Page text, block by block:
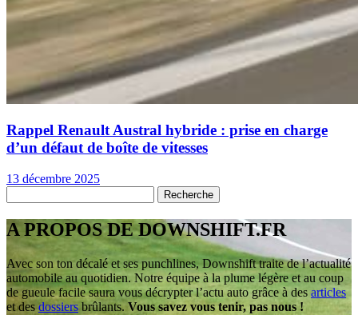
Rappel Renault Austral hybride : prise en charge
d’un défaut de boîte de vitesses
13 décembre 2025
A PROPOS DE DOWNSHIFT.FR
Avec son ton décalé et ses punchlines, Downshift traite de l’actualité
automobile au quotidien. Notre équipe à la plume légère et au coup
de gueule facile saura vous décrypter l’actu auto grâce à des articles
et des dossiers brûlants. Vous savez vous tenir, pas nous !